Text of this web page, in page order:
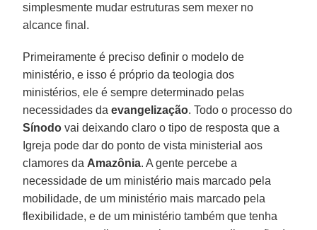
simplesmente mudar estruturas sem mexer no
alcance final.
Primeiramente é preciso definir o modelo de
ministério, e isso é próprio da teologia dos
ministérios, ele é sempre determinado pelas
necessidades daevangelização. Todo o processo do
Sínodo vai deixando claro o tipo de resposta que a
Igreja pode dar do ponto de vista ministerial aos
clamores da Amazônia. A gente percebe a
necessidade de um ministério mais marcado pela
mobilidade, de um ministério mais marcado pela
flexibilidade, e de um ministério também que tenha